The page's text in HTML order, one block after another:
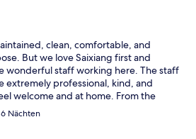
clean, comfortable, and
But we love Saixiang first and
wonderful staff working here. The staff
extremely professional, kind, and
welcome and at home. From the
from the restaurant staff and the
at the door, everyone was
Nächten